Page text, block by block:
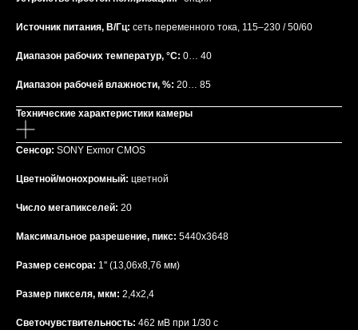
Источник питания, В/Гц: сеть переменного тока, 115–230 / 50/60
Диапазон рабочих температур, °C: 0… 40
Диапазон рабочей влажности, %: 20… 85
Технические характеристики камеры
Сенсор: SONY Exmor CMOS
Цветной/монохромный: цветной
Число мегапикселей: 20
Максимальное разрешение, пикс: 5440x3648
Размер сенсора: 1'' (13,06x8,76 мм)
Размер пикселя, мкм: 2,4x2,4
Светочувствительность: 462 мВ при 1/30 с